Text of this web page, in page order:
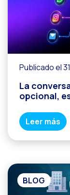
Publicado el
La
opcional,
Leer más
BLOG